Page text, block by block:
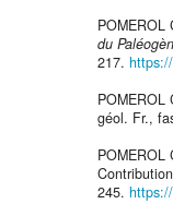
du
217.
géol. Fr.,
245.